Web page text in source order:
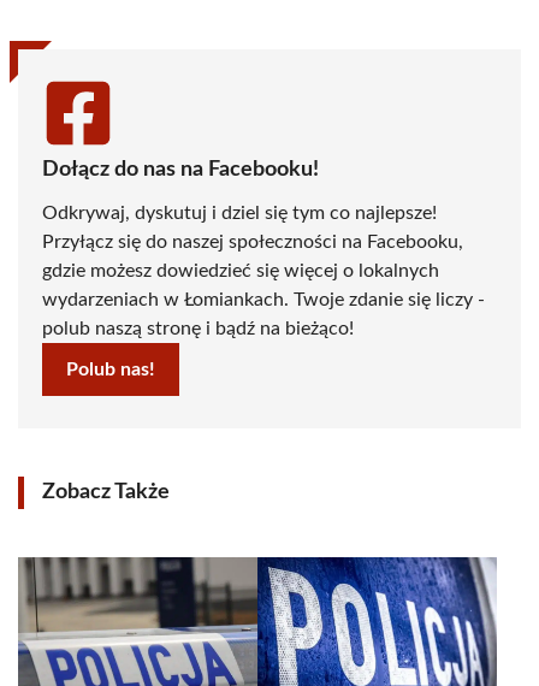
Dołącz do nas na Facebooku!
Odkrywaj, dyskutuj i dziel się tym co najlepsze!
Przyłącz się do naszej społeczności na Facebooku,
gdzie możesz dowiedzieć się więcej o lokalnych
wydarzeniach w Łomiankach. Twoje zdanie się liczy -
polub naszą stronę i bądź na bieżąco!
Polub nas!
Zobacz Także